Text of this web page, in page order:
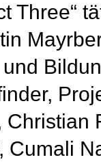
Three“
Cumali